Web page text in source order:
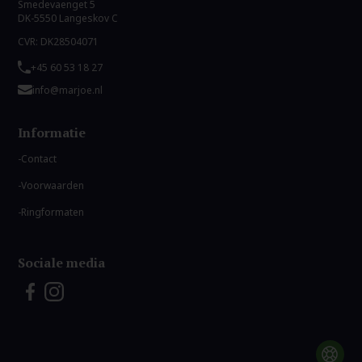
Smedevaenget 5
DK-5550 Langeskov C
CVR: DK28504071
+45 60 53 18 27
info@marjoe.nl
Informatie
Contact
Voorwaarden
Ringformaten
Sociale media